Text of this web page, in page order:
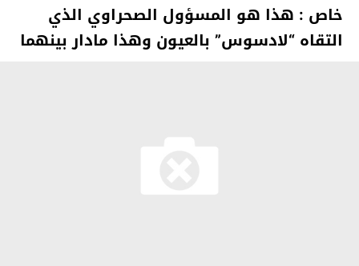
خاص : هذا هو المسؤول الصحراوي الذي
التقاه “لادسوس” بالعيون وهذا مادار بينهما